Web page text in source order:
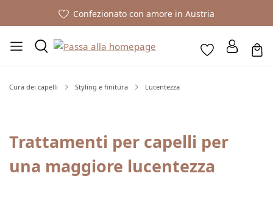
Confezionato con amore in Austria
Cura dei capelli Styling e finitura Lucentezza
Trattamenti per capelli per
una maggiore lucentezza